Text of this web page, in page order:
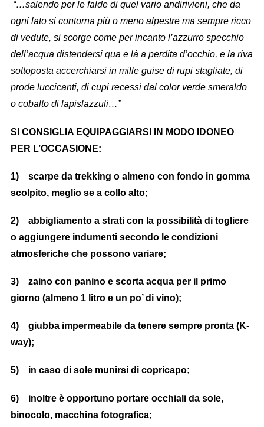
“…salendo per le falde di quel vario andirivieni, che da
ogni lato si contorna più o meno alpestre ma sempre ricco
di vedute, si scorge come per incanto l’azzurro specchio
dell’acqua distendersi qua e là a perdita d’occhio, e la riva
sottoposta accerchiarsi in mille guise di rupi stagliate, di
prode luccicanti, di cupi recessi dal color verde smeraldo
o cobalto di lapislazzuli…”
SI CONSIGLIA EQUIPAGGIARSI IN MODO IDONEO
PER L’OCCASIONE:
1) scarpe da trekking o almeno con fondo in gomma
scolpito, meglio se a collo alto;
2) abbigliamento a strati con la possibilità di togliere
o aggiungere indumenti secondo le condizioni
atmosferiche che possono variare;
3) zaino con panino e scorta acqua per il primo
giorno (almeno 1 litro e un po’ di vino);
4) giubba impermeabile da tenere sempre pronta (K-
way);
5) in caso di sole munirsi di copricapo;
6) inoltre è opportuno portare occhiali da sole,
binocolo, macchina fotografica;